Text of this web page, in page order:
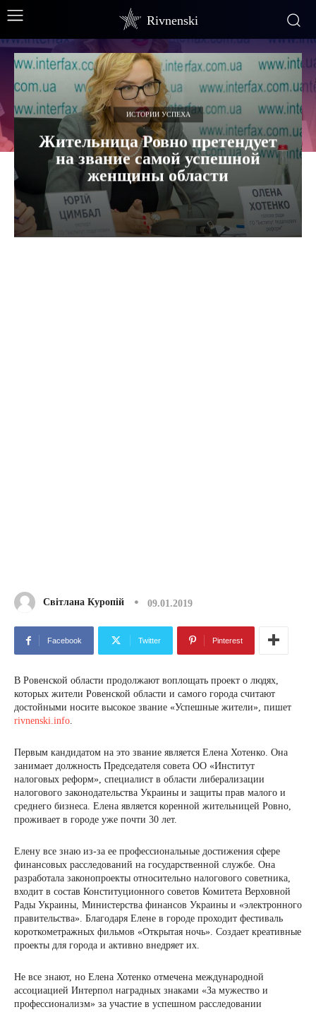
Rivnenski
ИСТОРИИ УСПЕХА
Жительница Ровно претендует
на звание самой успешной
женщины области
Світлана Куропій 09.01.2019
Facebook Twitter Pinterest
В Ровенской области продолжают воплощать проект о людях,
которых жители Ровенской области и самого города считают
достойными носите высокое звание «Успешные жители», пишет
rivnenski.info.
Первым кандидатом на это звание является Елена Хотенко. Она
занимает должность Председателя совета ОО «Институт
налоговых реформ», специалист в области либерализации
налогового законодательства Украины и защиты прав малого и
среднего бизнеса. Елена является коренной жительницей Ровно,
проживает в городе уже почти 30 лет.
Елену все знаю из-за ее профессиональные достижения сфере
финансовых расследований на государственной службе. Она
разработала законопроекты относительно налогового советника,
входит в состав Конституционного советов Комитета Верховной
Рады Украины, Министерства финансов Украины и «электронного
правительства». Благодаря Елене в городе проходит фестиваль
короткометражных фильмов «Открытая ночь». Создает креативные
проекты для города и активно внедряет их.
Не все знают, но Елена Хотенко отмечена международной
ассоциацией Интерпол наградных знаками «За мужество и
профессионализм» за участие в успешном расследовании